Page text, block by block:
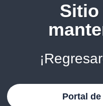
Sitio
Portal